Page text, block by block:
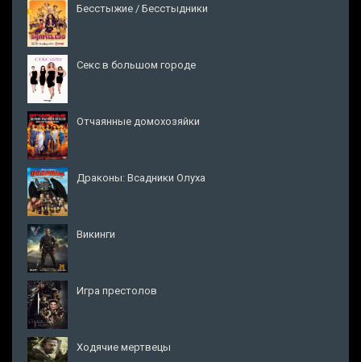
Бесстыжие / Бесстыдники
Секс в большом городе
Отчаянные домохозяйки
Драконы: Всадники Олуха
Викинги
Игра престолов
Ходячие мертвецы